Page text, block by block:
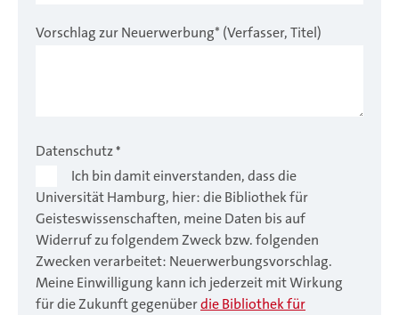
Vorschlag zur Neuerwerbung* (Verfasser, Titel)
Datenschutz*
Ich bin damit einverstanden, dass die
Universität Hamburg, hier: die Bibliothek für
Geisteswissenschaften, meine Daten bis auf
Widerruf zu folgendem Zweck bzw. folgenden
Zwecken verarbeitet: Neuerwerbungsvorschlag.
Meine Einwilligung kann ich jederzeit mit Wirkung
für die Zukunft gegenüberdie Bibliothek für